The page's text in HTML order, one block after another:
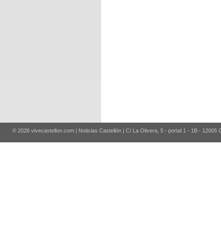
© 2026 vivecastellon.com | Noticias Castellón | C/ La Olivera, 5 - portal 1 - 1B - 12005